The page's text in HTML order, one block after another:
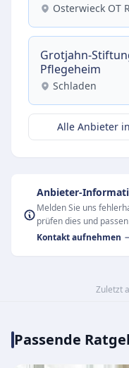
Osterwieck OT
Grotjahn-
Pflegeheim
Schladen
Alle Anbieter
Anbieter-
Melden Sie uns
prüfen dies und
Kontakt aufnehmen
Zuletzt
Passende